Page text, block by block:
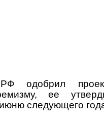
одобрил
ее
следующего